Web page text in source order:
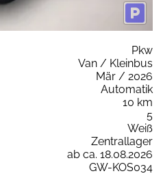
Pkw
Van / Kleinbus
Mär / 2026
Automatik
10 km
5
Weiß
Zentrallager
ab ca. 18.08.2026
GW-KOS034